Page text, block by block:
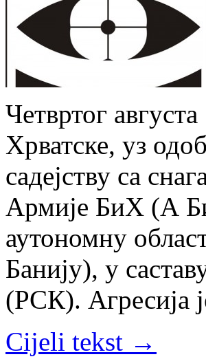
Четвртог
Хрватске, уз
садејству са
Армије БиХ (А
аутономну
Банију), у
(РСК). Агресија
Cijeli tekst →